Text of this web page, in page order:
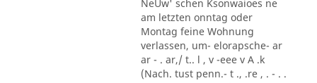
NeUw' schen Ksonwaioes ne
am letzten onntag oder
Montag feine Wohnung
verlassen, um- elorapsche- ar
ar - . ar,/ t.. l , v -eee v A .k
(Nach. tust penn.- t ., .re , . - . .